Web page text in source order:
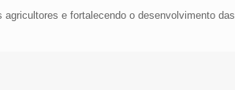
e fortalecendo o desenvolvimento das